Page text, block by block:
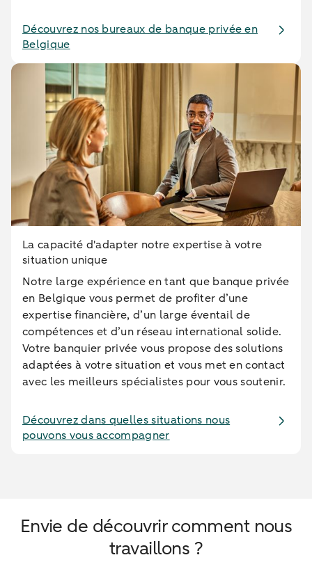
Découvrez nos bureaux de banque privée en
Belgique
La capacité d'adapter notre expertise à votre
situation unique
Notre large expérience en tant que banque privée
en Belgique vous permet de profiter d’une
expertise financière, d’un large éventail de
compétences et d’un réseau international solide.
Votre banquier privée vous propose des solutions
adaptées à votre situation et vous met en contact
avec les meilleurs spécialistes pour vous soutenir.
Découvrez dans quelles situations nous
pouvons vous accompagner
Envie de découvrir comment nous
travaillons ?